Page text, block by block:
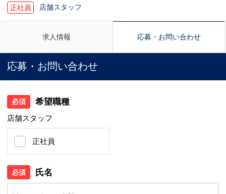
正社員 店舗スタッフ
求人情報 応募・お問い合わせ
応募・お問い合わせ
必須 希望職種
店舗スタッフ
正社員
必須 氏名